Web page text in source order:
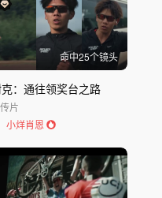
命中25个镜头
：通往领奖台之路
片
小烊肖恩